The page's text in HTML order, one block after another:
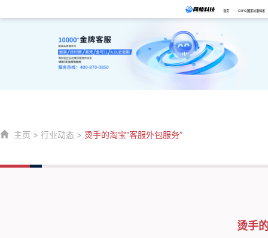
首页 CSPS/国家标准体系
主页 > 行业动态 > 烫手的淘宝“客服外包服务”
烫手